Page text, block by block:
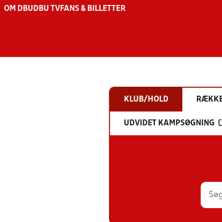
OM DBU DBU TV FANS & BILLETTER
KLUB/HOLD
UDVIDET KAMPSØGNING